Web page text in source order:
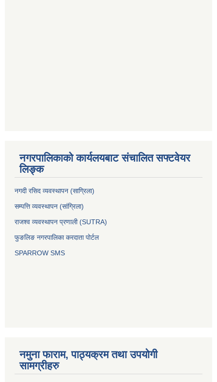
नगरपालिकाको कार्यलयबाट संचालित सफ्टवेयर
लिङ्क
नगदी रसिद व्यवस्थापन (साग्रिला)
सम्पत्ति व्यवस्थापन (सांग्रिला)
राजश्व व्यवस्थापन प्रणाली (SUTRA)
फुङलिङ नगरपालिका करदाता पोर्टल
SPARROW SMS
नमुना फाराम, पाठ्यक्रम तथा उपयोगी
सामग्रीहरु